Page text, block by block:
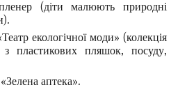
(діти малюють природні
екологічної моди» (колекція
пластикових пляшок, посуду,
аптека».